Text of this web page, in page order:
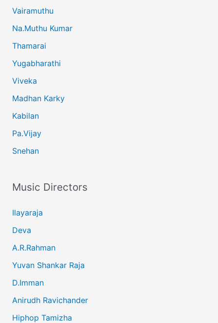
Vairamuthu
Na.Muthu Kumar
Thamarai
Yugabharathi
Viveka
Madhan Karky
Kabilan
Pa.Vijay
Snehan
Music Directors
Ilayaraja
Deva
A.R.Rahman
Yuvan Shankar Raja
D.Imman
Anirudh Ravichander
Hiphop Tamizha